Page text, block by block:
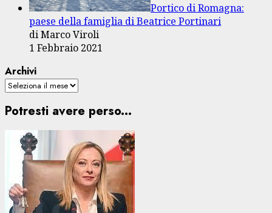
Portico di Romagna:
paese della famiglia di Beatrice Portinari
di Marco Viroli
1 Febbraio 2021
Archivi
Potresti avere perso...